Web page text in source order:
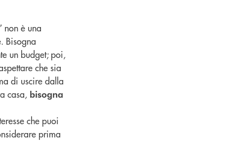
non è una
Bisogna
un budget; poi,
che sia
di uscire dalla
casa, bisogna
che puoi
prima